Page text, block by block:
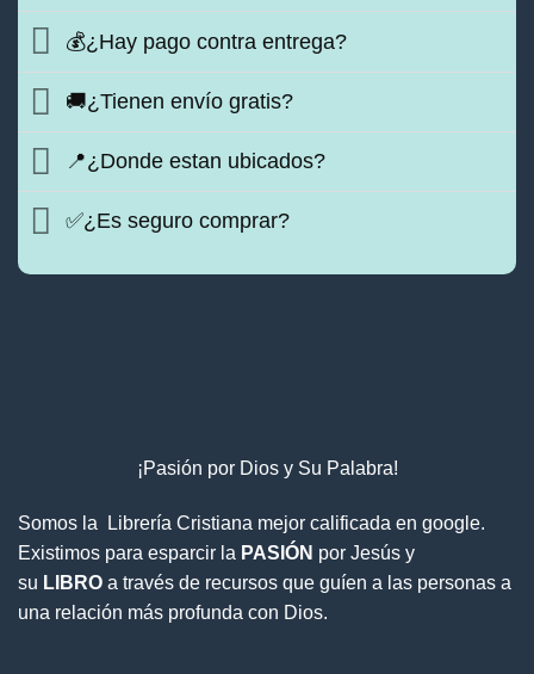
💰¿Hay pago contra entrega?
🚚¿Tienen envío gratis?
📍¿Donde estan ubicados?
✅¿Es seguro comprar?
¡Pasión por Dios y Su Palabra!
Somos la Librería Cristiana mejor calificada en google.
Existimos para esparcir la PASIÓN por Jesús y
su LIBRO a través de recursos que guíen a las personas a
una relación más profunda con Dios.